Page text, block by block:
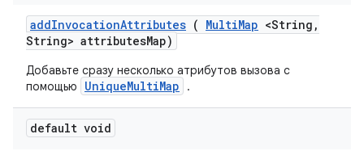
addInvocationAttributes ( MultiMap <String ,
String> attributesMap)
Добавьте сразу несколько атрибутов вызова с
помощью
UniqueMultiMap .
default void